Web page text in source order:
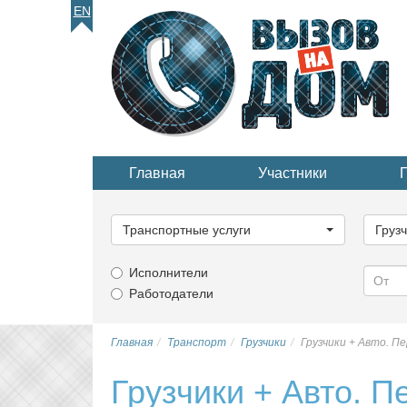
EN
Главная Участники
категорию...
Транспортные услуги
Исполнители
Работодатели
Главная Транспорт Грузчики Грузчики + Авто.
Грузчики + Авто.